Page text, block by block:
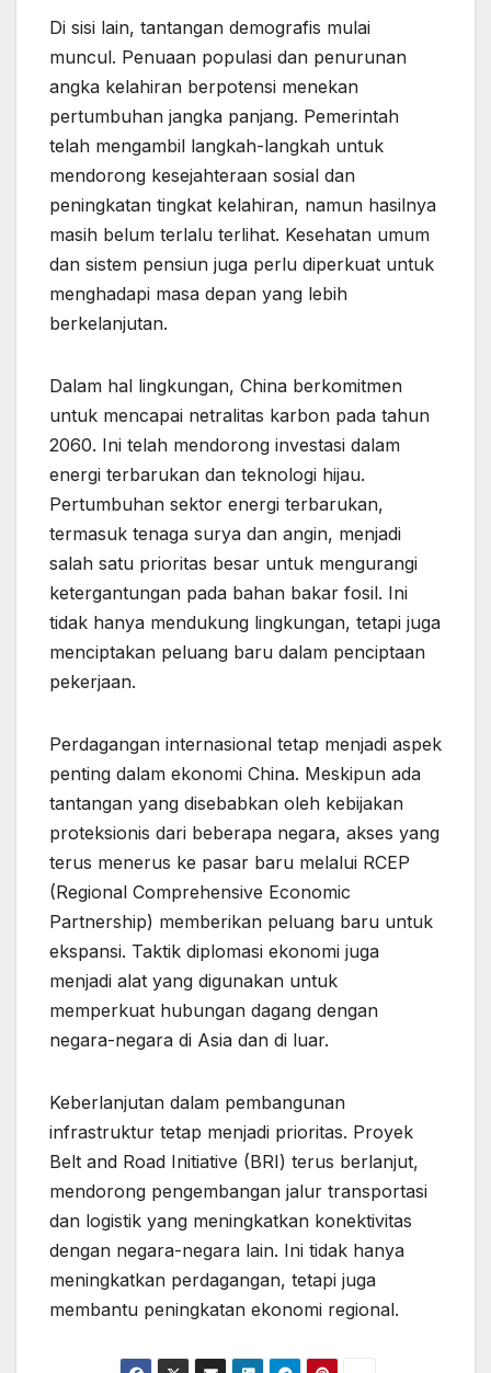
Di sisi lain, tantangan demografis mulai
muncul. Penuaan populasi dan penurunan
angka kelahiran berpotensi menekan
pertumbuhan jangka panjang. Pemerintah
telah mengambil langkah-langkah untuk
mendorong kesejahteraan sosial dan
peningkatan tingkat kelahiran, namun hasilnya
masih belum terlalu terlihat. Kesehatan umum
dan sistem pensiun juga perlu diperkuat untuk
menghadapi masa depan yang lebih
berkelanjutan.
Dalam hal lingkungan, China berkomitmen
untuk mencapai netralitas karbon pada tahun
2060. Ini telah mendorong investasi dalam
energi terbarukan dan teknologi hijau.
Pertumbuhan sektor energi terbarukan,
termasuk tenaga surya dan angin, menjadi
salah satu prioritas besar untuk mengurangi
ketergantungan pada bahan bakar fosil. Ini
tidak hanya mendukung lingkungan, tetapi juga
menciptakan peluang baru dalam penciptaan
pekerjaan.
Perdagangan internasional tetap menjadi aspek
penting dalam ekonomi China. Meskipun ada
tantangan yang disebabkan oleh kebijakan
proteksionis dari beberapa negara, akses yang
terus menerus ke pasar baru melalui RCEP
(Regional Comprehensive Economic
Partnership) memberikan peluang baru untuk
ekspansi. Taktik diplomasi ekonomi juga
menjadi alat yang digunakan untuk
memperkuat hubungan dagang dengan
negara-negara di Asia dan di luar.
Keberlanjutan dalam pembangunan
infrastruktur tetap menjadi prioritas. Proyek
Belt and Road Initiative (BRI) terus berlanjut,
mendorong pengembangan jalur transportasi
dan logistik yang meningkatkan konektivitas
dengan negara-negara lain. Ini tidak hanya
meningkatkan perdagangan, tetapi juga
membantu peningkatan ekonomi regional.